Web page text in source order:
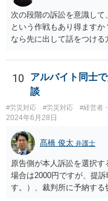
をしてもらわなければな
ことは理論上可能ですが
自身が会社に対して追う
ます。子会社の負債をあ
いてくれないと，辞任の
する必要が生じます。
次の段階の訴訟を意識し
という作戦もあり得ます
なら先に出して話をつけ
す。 それと認定はある事
うほどに駆け引き的な要
10
アルバイト同士
談
#労災対応 #労災対応 #経営者
2024年6月28日
髙橋 俊太 弁護士
原告側が本人訴訟を選択
場合は2000円ですが、提
す。）、裁判所に予納す